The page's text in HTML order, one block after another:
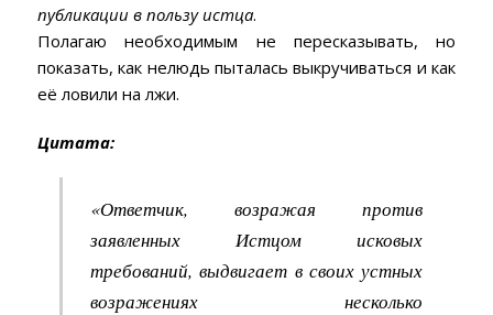
публикации в пользу истца.
Полагаю необходимым не пересказывать, но
показать, как нелюдь пыталась выкручиваться и как
её ловили на лжи.
Цитата:
«Ответчик, возражая против
заявленных Истцом исковых
требований, выдвигает в своих устных
возражениях несколько